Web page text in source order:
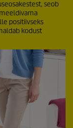
seob
positiivseks
kodust